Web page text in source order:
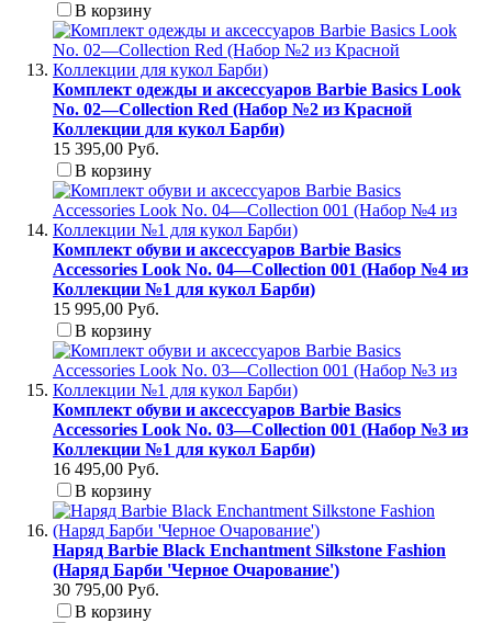
В корзину
Комплект одежды и аксессуаров Barbie Basics Look
No. 02—Collection Red (Набор №2 из Красной
Коллекции для кукол Барби)
15 395,00 Руб.
В корзину
Комплект обуви и аксессуаров Barbie Basics
Accessories Look No. 04—Collection 001 (Набор №4 из
Коллекции №1 для кукол Барби)
15 995,00 Руб.
В корзину
Комплект обуви и аксессуаров Barbie Basics
Accessories Look No. 03—Collection 001 (Набор №3 из
Коллекции №1 для кукол Барби)
16 495,00 Руб.
В корзину
Наряд Barbie Black Enchantment Silkstone Fashion
(Наряд Барби 'Черное Очарование')
30 795,00 Руб.
В корзину